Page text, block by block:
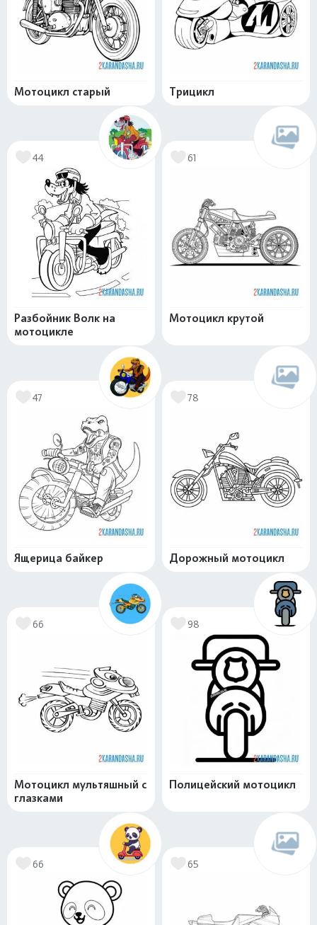
Мотоцикл старый Трицикл
44
Разбойник Волк на
мотоцикле
61
Мотоцикл крутой
47
Ящерица байкер
78
Дорожный мотоцикл
66
Мотоцикл мультяшный с
глазками
98
Полицейский мотоцикл
66 65